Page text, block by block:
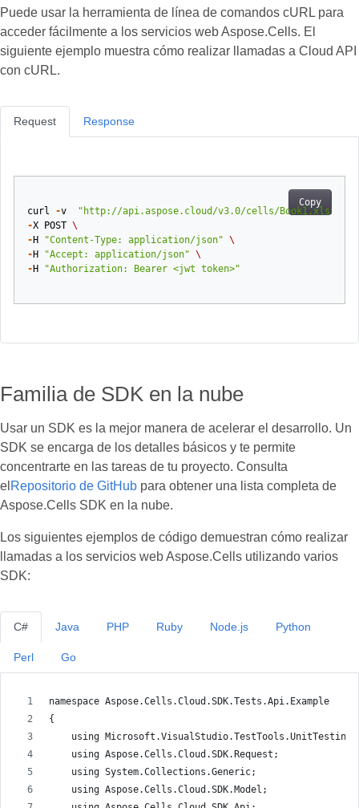
Puede usar la herramienta de línea de comandos cURL para
acceder fácilmente a los servicios web Aspose.Cells. El
siguiente ejemplo muestra cómo realizar llamadas a Cloud API
con cURL.
Request
Copy
curl -v
"http://api.aspose.cloud/v3.0/cells/Book1.xlsx/
-X POST \
- H "Content-Type: application/json" \
- H "Accept: application/json" \
- H "Authorization: Bearer <jwt token>"
Response
Familia de SDK en la nube
Usar un SDK es la mejor manera de acelerar el desarrollo. Un
SDK se encarga de los detalles básicos y te permite
concentrarte en las tareas de tu proyecto. Consulta
el Repositorio de GitHub para obtener una lista completa de
Aspose.Cells SDK en la nube.
Los siguientes ejemplos de código demuestran cómo realizar
llamadas a los servicios web Aspose.Cells utilizando varios
SDK:
C#
namespace Aspose.Cells.Cloud.SDK.Tests.Api.Example
{
    using Microsoft.VisualStudio.TestTools.UnitTesting;
    using Aspose.Cells.Cloud.SDK.Request;
    using System.Collections.Generic;
    using Aspose.Cells.Cloud.SDK.Model;
Java PHP Ruby Node.js Python
Perl Go